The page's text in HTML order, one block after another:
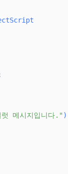
럿 메시지입니다." )